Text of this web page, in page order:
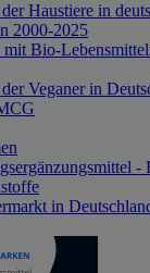
Haustiere in
2000-2025
mit Bio-
Veganer in
-
in